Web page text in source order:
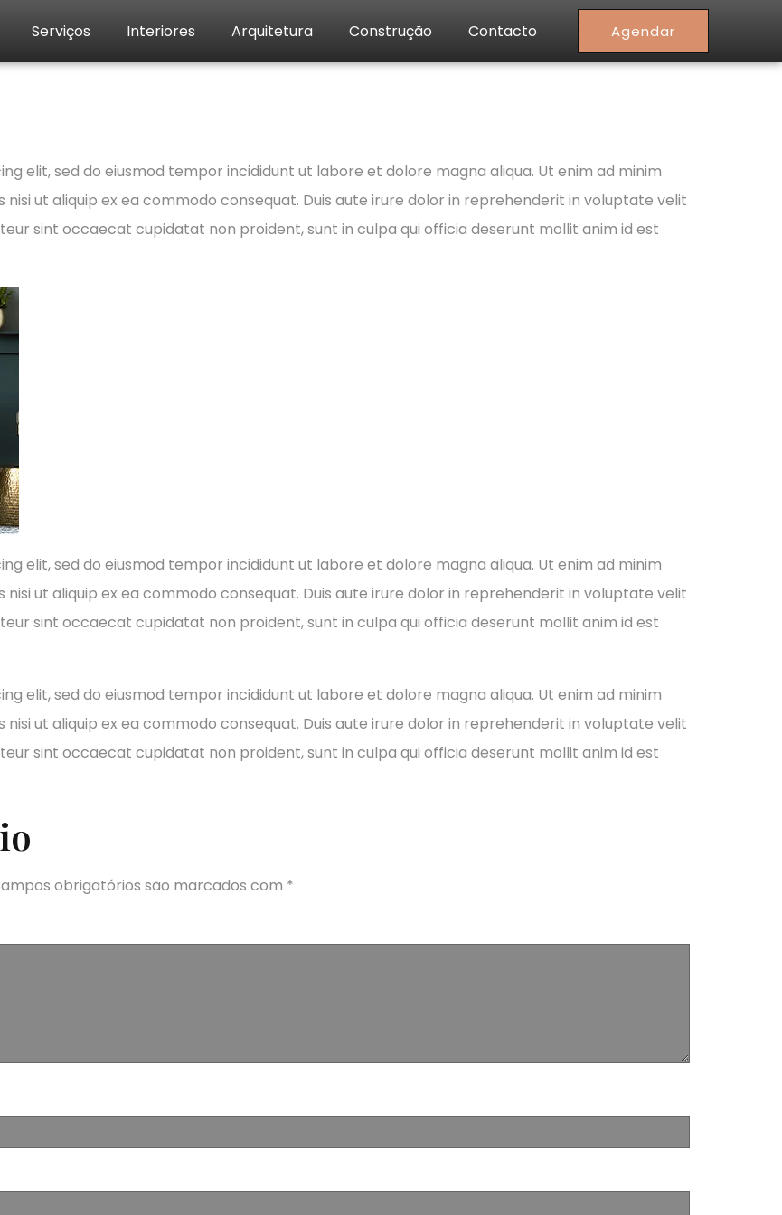
Serviços Interiores Arquitetura Construção Contacto Agendar
elit, sed do eiusmod tempor incididunt ut labore et dolore magna aliqua. Ut enim ad minim
ut aliquip ex ea commodo consequat. Duis aute irure dolor in reprehenderit in voluptate velit
sint occaecat cupidatat non proident, sunt in culpa qui officia deserunt mollit anim id est
elit, sed do eiusmod tempor incididunt ut labore et dolore magna aliqua. Ut enim ad minim
ut aliquip ex ea commodo consequat. Duis aute irure dolor in reprehenderit in voluptate velit
sint occaecat cupidatat non proident, sunt in culpa qui officia deserunt mollit anim id est
elit, sed do eiusmod tempor incididunt ut labore et dolore magna aliqua. Ut enim ad minim
ut aliquip ex ea commodo consequat. Duis aute irure dolor in reprehenderit in voluptate velit
sint occaecat cupidatat non proident, sunt in culpa qui officia deserunt mollit anim id est
obrigatórios são marcados com *